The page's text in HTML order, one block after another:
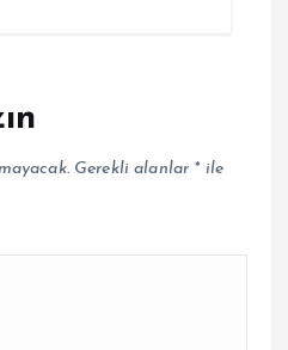
Gerekli alanlar *ile